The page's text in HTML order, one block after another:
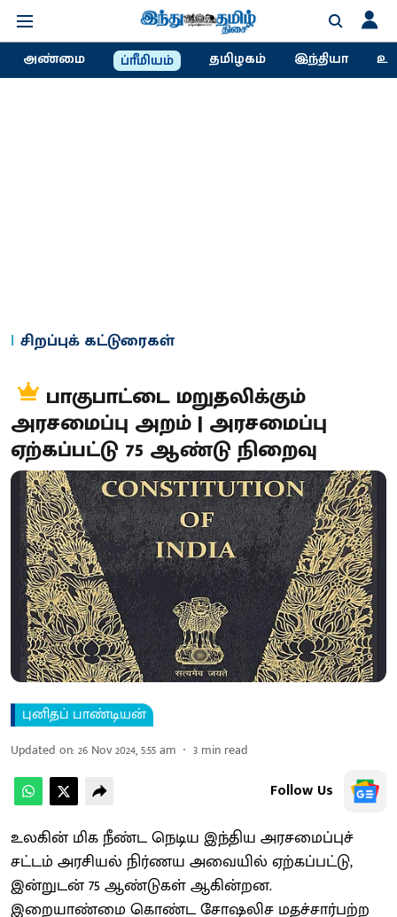
அண்மை ப்ரீமியம் தமிழகம் இந்தியா
சிறப்புக் கட்டுரைகள்
பாகுபாட்டை மறுதலிக்கும்
அரசமைப்பு அறம் | அரசமைப்பு
ஏற்கப்பட்டு 75 ஆண்டு நிறைவு
புனிதப் பாண்டியன்
Updated on:26 Nov 2024, 5:55 am 3 min read
Follow Us
உலகின் மிக நீண்ட நெடிய இந்திய அரசமைப்புச்
சட்டம் அரசியல் நிர்ணய அவையில் ஏற்கப்பட்டு,
இன்றுடன் 75 ஆண்டுகள் ஆகின்றன.
இறையாண்மை கொண்ட சோஷலிச மதச்சார்பற்ற